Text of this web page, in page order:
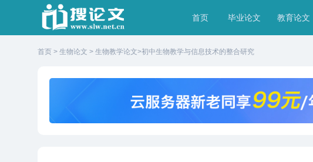
首页 毕业论文 教育论文
首页 > 生物论文 > 生物教学论文>初中生物教学与信息技术的整合研究